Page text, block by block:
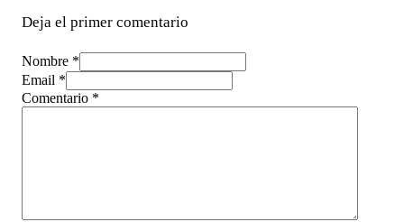
Deja el primer comentario
Nombre *
Email *
Comentario *